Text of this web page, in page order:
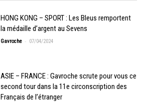
HONG KONG – SPORT : Les Bleus remportent
la médaille d’argent au Sevens
Gavroche - 07/04/2024
ASIE – FRANCE : Gavroche scrute pour vous ce
second tour dans la 11e circonscription des
Français de l’étranger